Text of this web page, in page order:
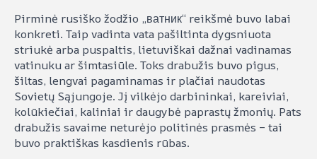
Pirminė rusiško žodžio „ватник“ reikšmė buvo labai
konkreti. Taip vadinta vata pašiltinta dygsniuota
striukė arba puspaltis, lietuviškai dažnai vadinamas
vatinuku ar šimtasiūle. Toks drabužis buvo pigus,
šiltas, lengvai pagaminamas ir plačiai naudotas
Sovietų Sąjungoje. Jį vilkėjo darbininkai, kareiviai,
kolūkiečiai, kaliniai ir daugybė paprastų žmonių. Pats
drabužis savaime neturėjo politinės prasmės – tai
buvo praktiškas kasdienis rūbas.